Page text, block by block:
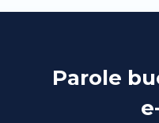
Parole